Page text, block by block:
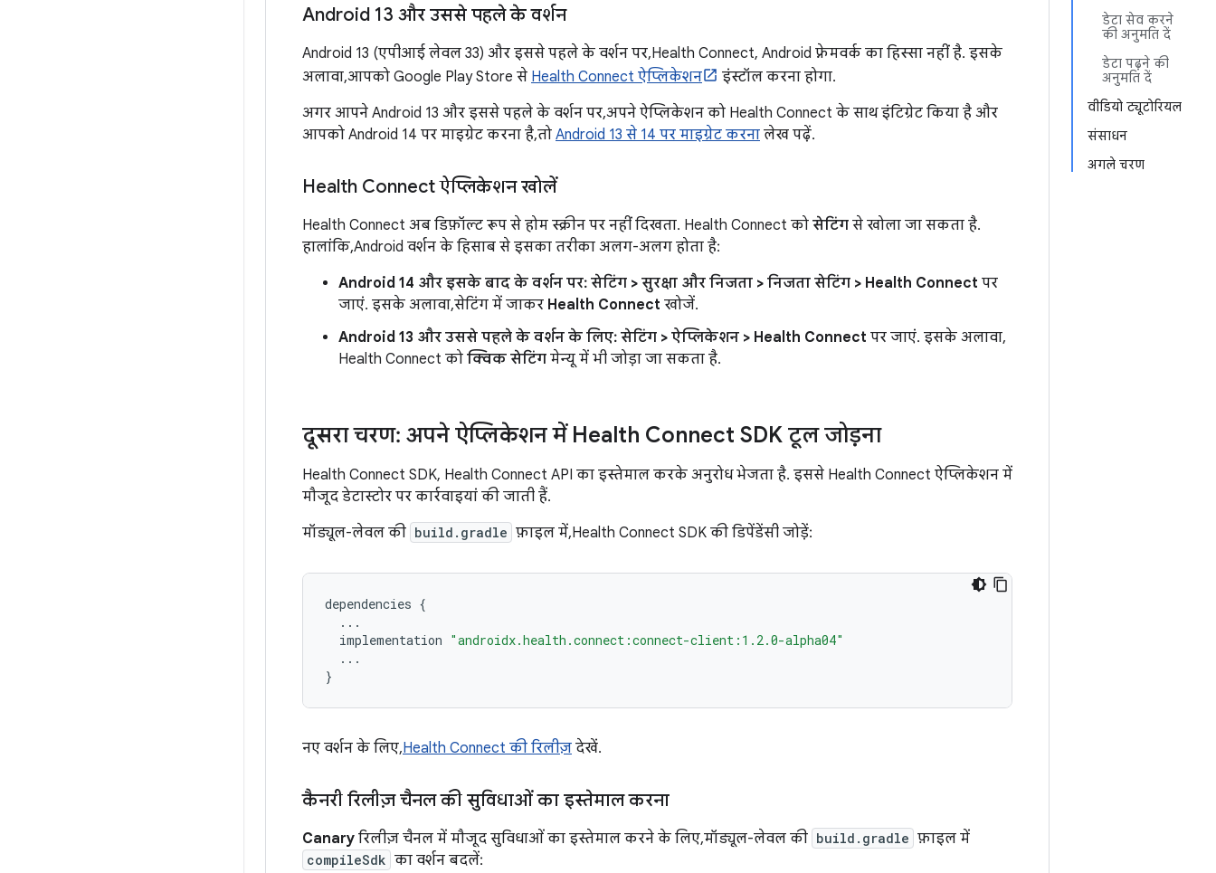
डेटा सेव करने
की अनुमति दें
डेटा पढ़ने की
अनुमति दें
वीडियो ट्यूटोरियल
संसाधन
अगले चरण
Android 13 और उससे पहले के वर्शन
Android 13 (एपीआई लेवल 33) और इससे पहले के वर्शन पर, Health Connect, Android फ़्रेमवर्क का हिस्सा नहीं है. इसके
अलावा, आपको Google Play Store से Health Connect ऐप्लिकेशन
इंस्टॉल करना होगा.
अगर आपने Android 13 और इससे पहले के वर्शन पर, अपने ऐप्लिकेशन को Health Connect के साथ इंटिग्रेट किया है और
आपको Android 14 पर माइग्रेट करना है, तो Android 13 से 14 पर माइग्रेट करना लेख पढ़ें.
Health Connect ऐप्लिकेशन खोलें
Health Connect अब डिफ़ॉल्ट रूप से होम स्क्रीन पर नहीं दिखता. Health Connect को सेटिंग से खोला जा सकता है.
हालांकि, Android वर्शन के हिसाब से इसका तरीका अलग-अलग होता है:
Android 14 और इसके बाद के वर्शन पर: सेटिंग > सुरक्षा और निजता > निजता सेटिंग > Health Connect पर
जाएं. इसके अलावा, सेटिंग में जाकर Health Connect खोजें.
Android 13 और उससे पहले के वर्शन के लिए: सेटिंग > ऐप्लिकेशन > Health Connect पर जाएं. इसके अलावा,
Health Connect को क्विक सेटिंग मेन्यू में भी जोड़ा जा सकता है.
दूसरा चरण: अपने ऐप्लिकेशन में Health Connect SDK टूल जोड़ना
Health Connect SDK, Health Connect API का इस्तेमाल करके अनुरोध भेजता है. इससे Health Connect ऐप्लिकेशन में
मौजूद डेटास्टोर पर कार्रवाइयां की जाती हैं.
मॉड्यूल-लेवल की build.gradle फ़ाइल में, Health Connect SDK की डिपेंडेंसी जोड़ें:
dependencies {
...
implementation "androidx.health.connect:connect-client:1.2.0-alpha04"
...
}
नए वर्शन के लिए,Health Connect की रिलीज़ देखें.
कैनरी रिलीज़ चैनल की सुविधाओं का इस्तेमाल करना
Canary रिलीज़ चैनल में मौजूद सुविधाओं का इस्तेमाल करने के लिए, मॉड्यूल-लेवल की build.gradle फ़ाइल में
compileSdk का वर्शन बदलें: